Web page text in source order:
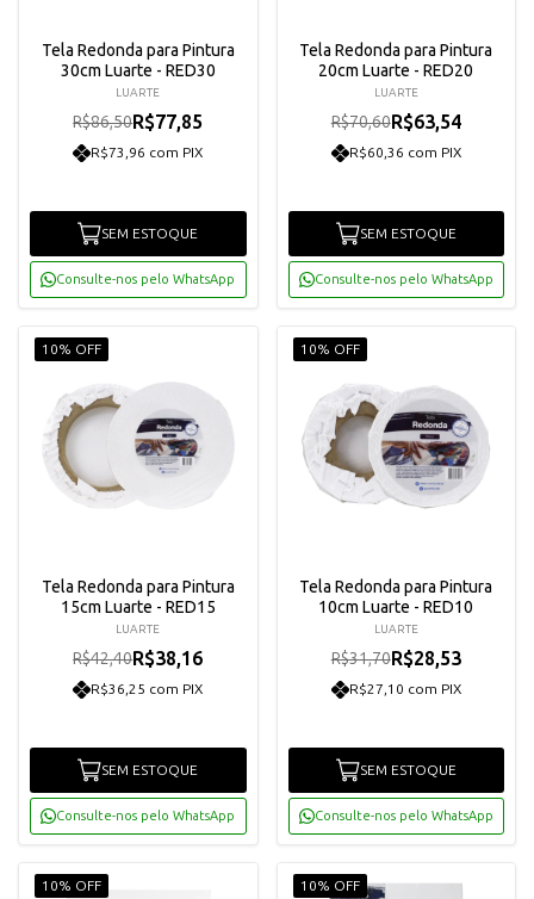
Tela Redonda para Pintura
30cm Luarte - RED30
LUARTE
R$86,50R$77,85
R$73,96 com PIX
SEM ESTOQUE
Consulte-nos pelo WhatsApp
Tela Redonda para Pintura
20cm Luarte - RED20
LUARTE
R$70,60R$63,54
R$60,36 com PIX
SEM ESTOQUE
Consulte-nos pelo WhatsApp
10% OFF
Tela Redonda para Pintura
15cm Luarte - RED15
LUARTE
R$42,40R$38,16
R$36,25 com PIX
SEM ESTOQUE
Consulte-nos pelo WhatsApp
10% OFF
Tela Redonda para Pintura
10cm Luarte - RED10
LUARTE
R$31,70R$28,53
R$27,10 com PIX
SEM ESTOQUE
Consulte-nos pelo WhatsApp
10% OFF 10% OFF